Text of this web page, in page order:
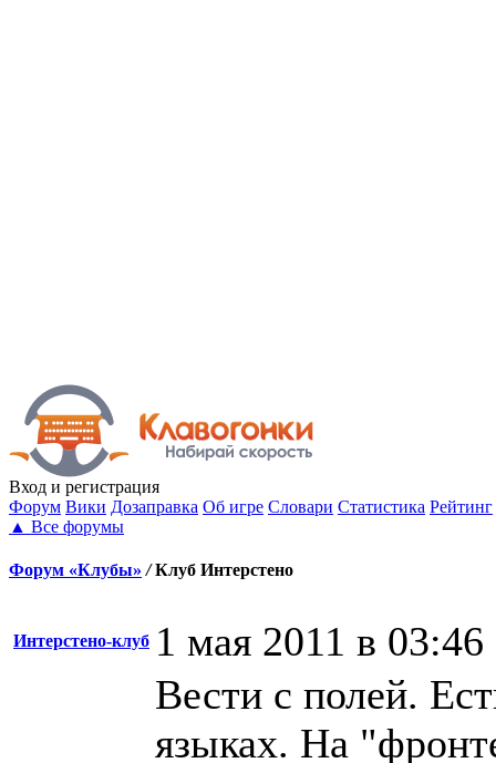
Вход и регистрация
Форум Вики Дозаправка Об игре Словари Статистика Рейтинг
▲ Все форумы
Форум «Клубы» / Клуб Интерстено
Интерстено-клуб 1 мая 2011 в 03:46
Вести с полей.
языках. На